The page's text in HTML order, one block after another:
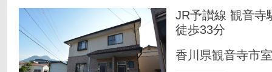
JR予讃線 観音寺
徒歩33分
香川県観音寺市